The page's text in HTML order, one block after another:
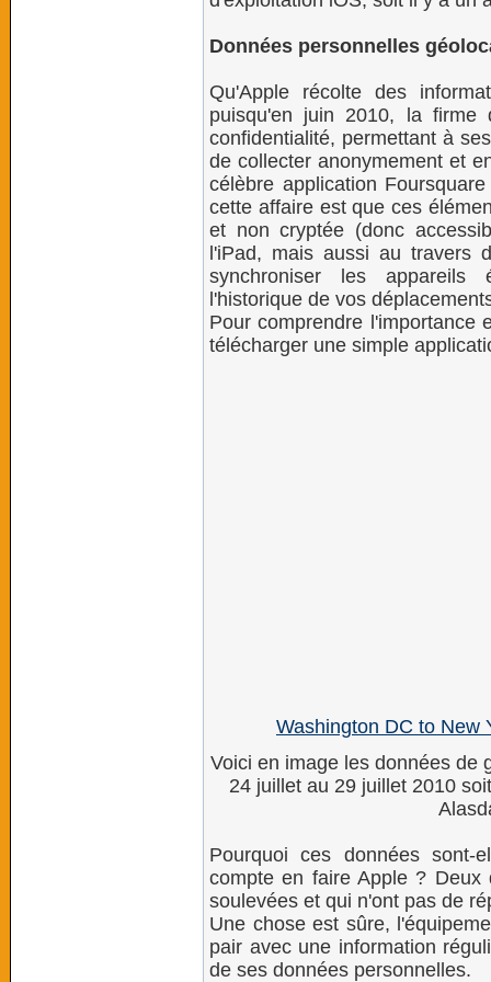
Données personnelles
Qu'Apple récolte des
puisqu'en juin 2010, la firme
confidentialité, permettant à
de collecter anonymement et
célèbre application
cette affaire est que ces
et non cryptée (donc
l'iPad, mais aussi au travers
synchroniser les appareils
l'historique de vos
Pour comprendre l'importance
télécharger une simple
Washington DC to New
Voici en image les données de
24 juillet au 29 juillet 2010
Pourquoi ces données sont-
compte en faire Apple ? Deux
soulevées et qui n'ont pas de
Une chose est sûre,
pair avec une information
de ses données personnelles.